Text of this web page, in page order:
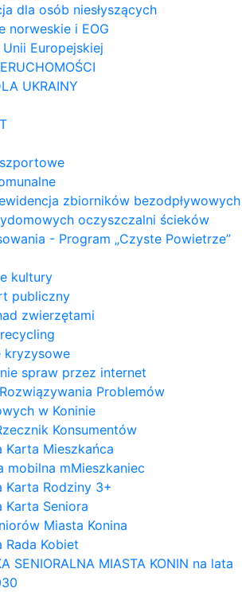
dla osób niesłyszących
norweskie i EOG
Europejskiej
UKRAINY
zbiorników bezodpływowych
oczyszczalni ścieków
- Program „Czyste Powietrze”
kultury
publiczny
zwierzętami
kryzysowe
spraw przez internet
Problemów
w Koninie
Konsumentów
Karta Mieszkańca
mobilna mMieszkaniec
Karta Rodziny 3+
Karta Seniora
Miasta Konina
Rada Kobiet
SENIORALNA MIASTA KONIN na lata